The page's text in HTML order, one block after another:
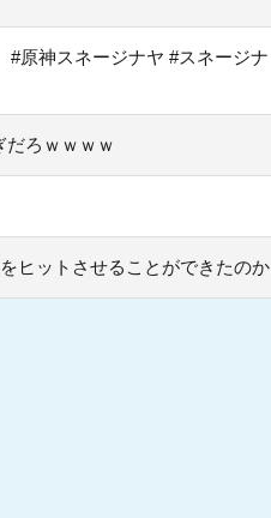
#原神スネージナヤ #スネージナ
ろｗｗｗｗ
ヒットさせることができたのか